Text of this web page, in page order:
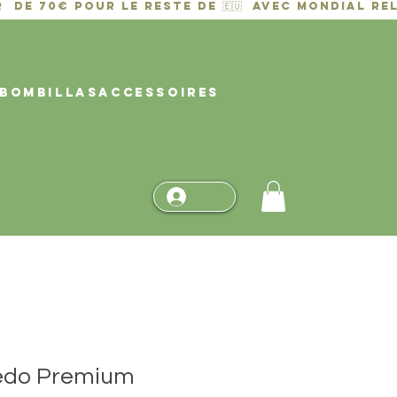
ACCESSOIRES
Premium